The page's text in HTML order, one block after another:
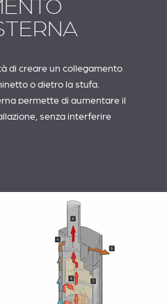
di creare un collegamento
o dietro la stufa.
permette di aumentare il
senza interferire